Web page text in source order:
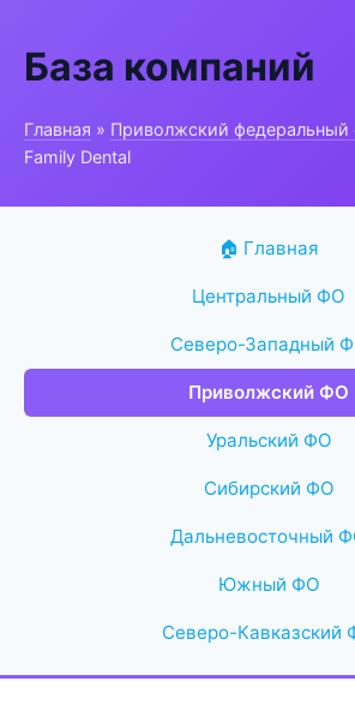
База компаний
Главная » Приволжский федеральный
Family Dental
🏠 Главная
Центральный ФО
Северо-Западный
Приволжский ФО
Уральский ФО
Сибирский ФО
Дальневосточный
Южный ФО
Северо-Кавказский